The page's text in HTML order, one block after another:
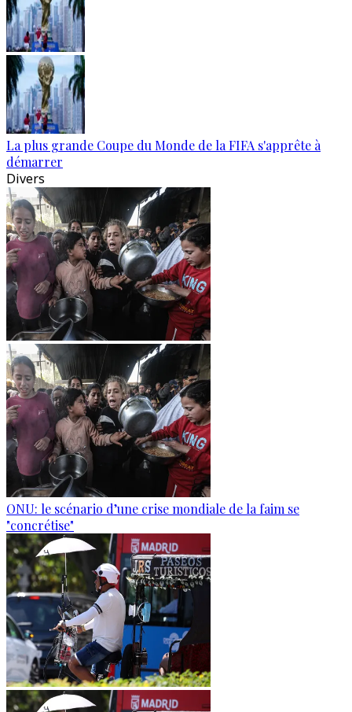
La plus grande Coupe du Monde de la FIFA s'apprête à
démarrer
Divers
ONU: le scénario d’une crise mondiale de la faim se
"concrétise"